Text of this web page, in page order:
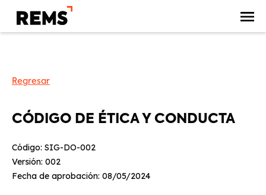
Regresar
CÓDIGO DE ÉTICA Y CONDUCTA
Código: SIG-DO-002
Versión: 002
Fecha de aprobación: 08/05/2024